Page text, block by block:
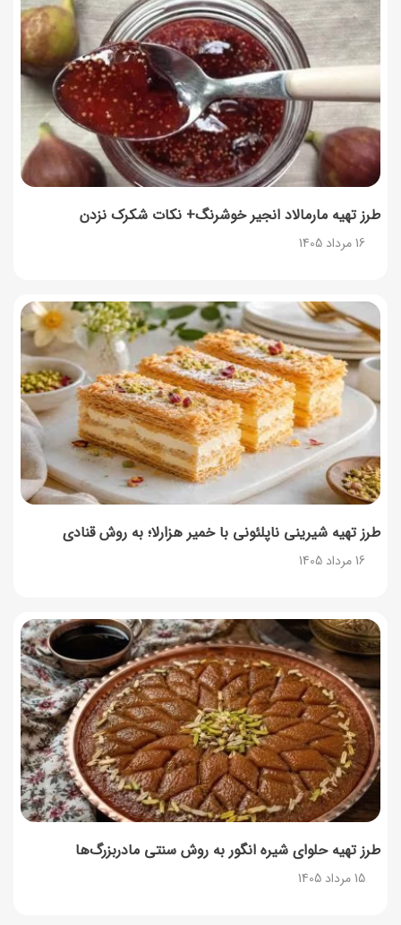
طرز تهیه مارمالاد انجیر خوشرنگ+ نکات شکرک نزدن
16 مرداد 1405
طرز تهیه شیرینی ناپلئونی با خمیر هزارلا؛ به روش قنادی
16 مرداد 1405
طرز تهیه حلوای شیره انگور به روش سنتی مادربزرگ‌ها
15 مرداد 1405
زمان شارژ کالابرگ تغییر کرد؛ جزئیات برنامه جدید واریز اعتبار
در مرداد
14 مرداد 1405
توصیه‌های مهم برای دفع انواع حشرات در خانه
14 مرداد 1405
طرز تهیه آلبالو شور خانگی؛ خوش‌رنگ و بدون کپک
14 مرداد 1405
۳۵ لیست غذاهای جدید و متفاوت؛ برای ناهار و مهمانی
14 مرداد 1405
طرز تهیه پش ملبا (پیچ ملبا)؛ دسر کلاسیک هلو و بستنی
13 مرداد 1405